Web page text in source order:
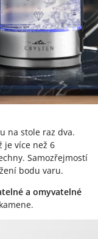
na stole raz dva.
je více než 6
Samozřejmostí
bodu varu.
a omyvatelné